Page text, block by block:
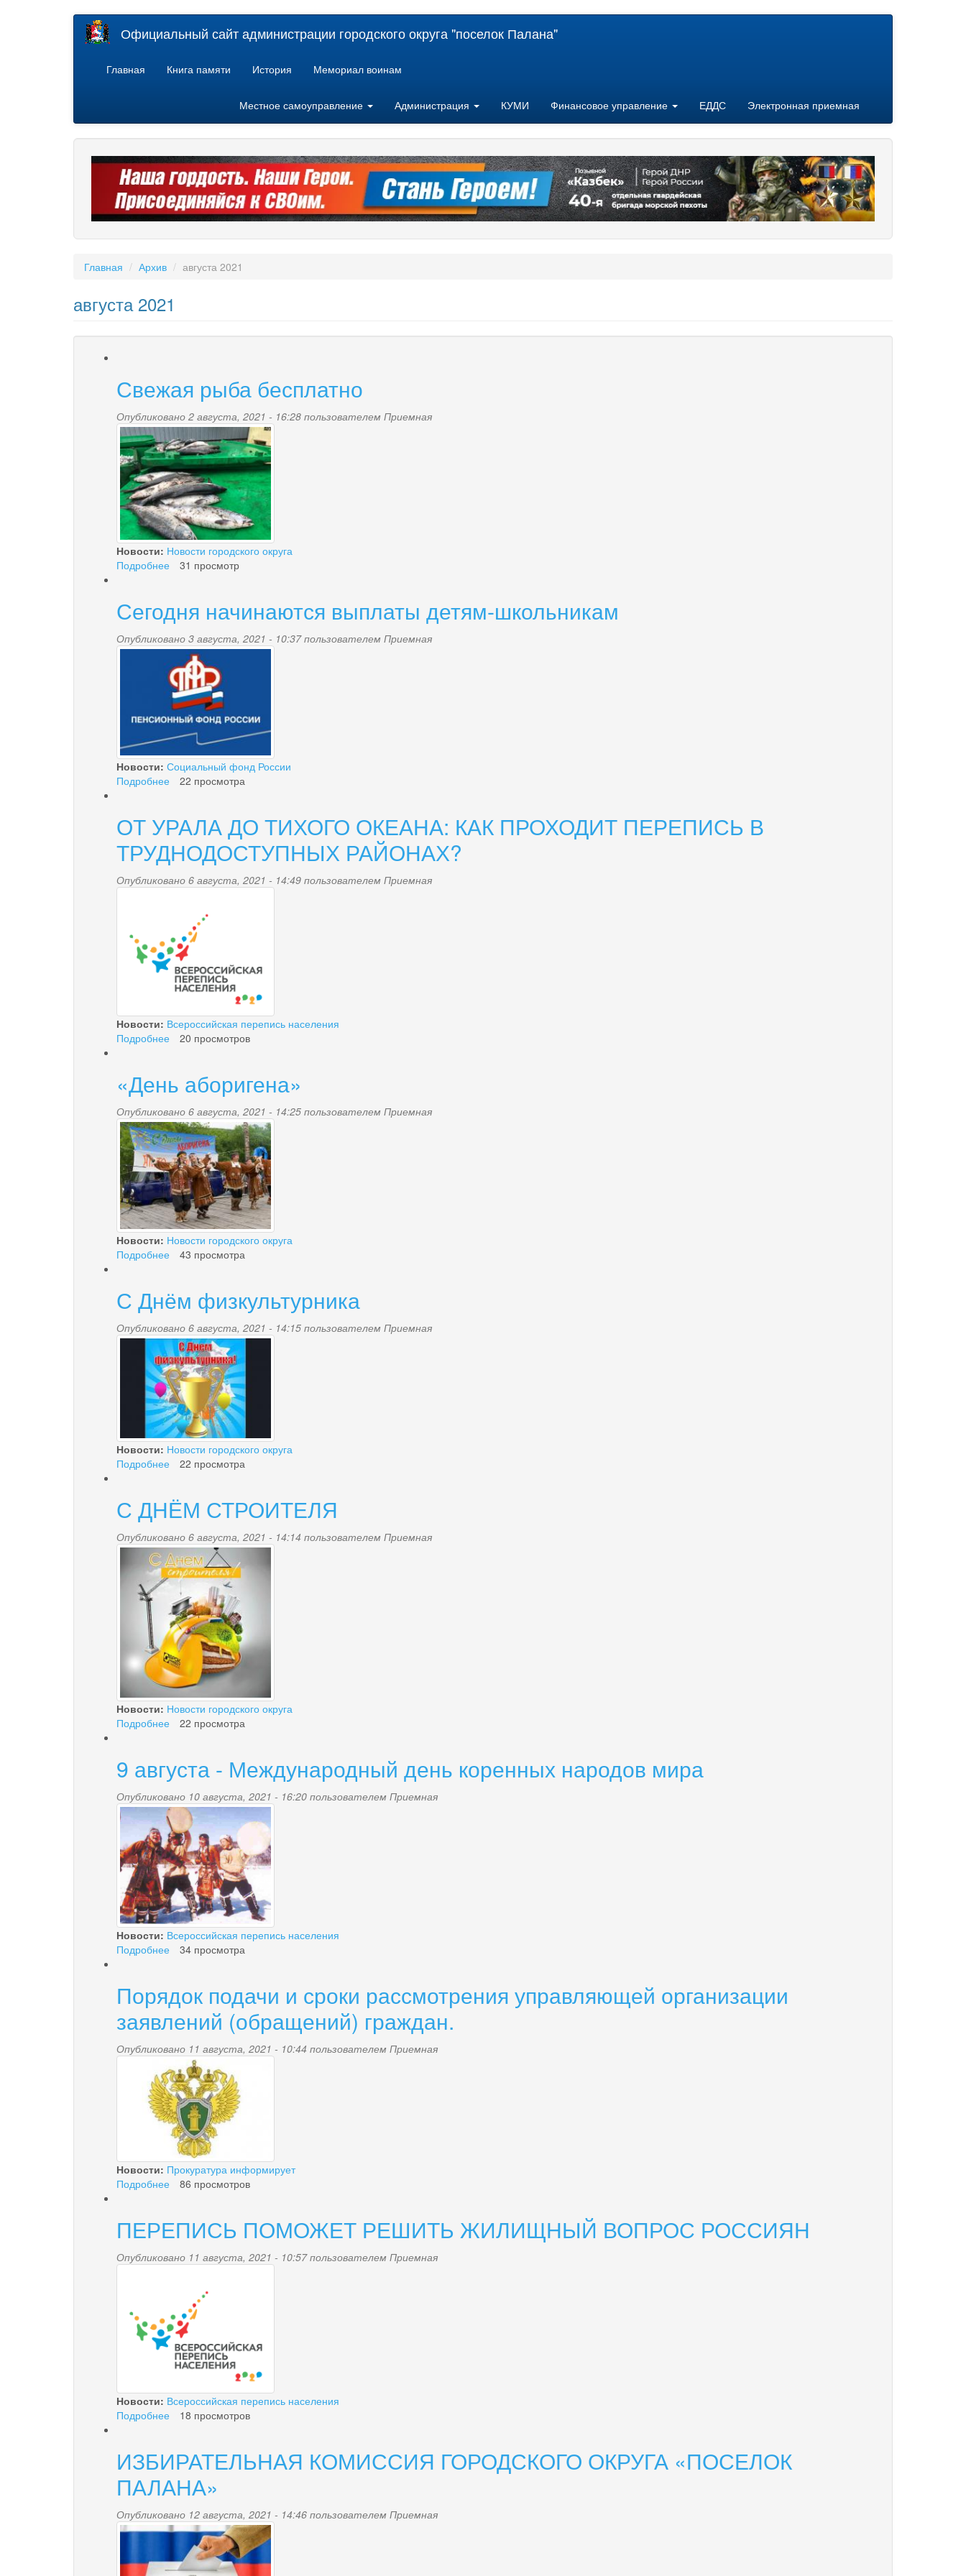
Официальный сайт администрации городского округа "поселок Палана"
Главная Книга памяти История Мемориал воинам
Местное самоуправление Администрация КУМИ Финансовое управление ЕДДС Электронная приемная
Главная Архив августа 2021
августа 2021
Свежая рыба бесплатно
Опубликовано 2 августа, 2021 - 16:28 пользователем Приемная
ryba6.jpg
Новости: Новости городского округа
Подробнее
бесплатно
31 просмотр
Сегодня начинаются выплаты детям-школьникам
Опубликовано 3 августа, 2021 - 10:37 пользователем Приемная
pensionnyy.jpg
Новости: Социальный фонд России
Подробнее
выплаты
детям-
школьникам
22 просмотра
ОТ УРАЛА ДО ТИХОГО ОКЕАНА: КАК ПРОХОДИТ ПЕРЕПИСЬ В
ТРУДНОДОСТУПНЫХ РАЙОНАХ?
Опубликовано 6 августа, 2021 - 14:49 пользователем Приемная
Новости: Всероссийская перепись населения
Подробнее
ДО
ТИХОГО
ОКЕАНА:
КАК
ПРОХОДИТ
ПЕРЕПИСЬ
В
ТРУДНОДОСТУПНЫХ
РАЙОНАХ?
20 просмотров
«День аборигена»
Опубликовано 6 августа, 2021 - 14:25 пользователем Приемная
23.jpg
Новости: Новости городского округа
Подробнее
43 просмотра
С Днём физкультурника
Опубликовано 6 августа, 2021 - 14:15 пользователем Приемная
22.jpg
Новости: Новости городского округа
Подробнее
физкультурника
22 просмотра
С ДНЁМ СТРОИТЕЛЯ
Опубликовано 6 августа, 2021 - 14:14 пользователем Приемная
21.jpg
Новости: Новости городского округа
Подробнее
СТРОИТЕЛЯ
22 просмотра
9 августа - Международный день коренных народов мира
Опубликовано 10 августа, 2021 - 16:20 пользователем Приемная
2.png
Новости: Всероссийская перепись населения
Подробнее
-
Международный
день
народов
мира
34 просмотра
Порядок подачи и сроки рассмотрения управляющей организации
заявлений (обращений) граждан.
Опубликовано 11 августа, 2021 - 10:44 пользователем Приемная
3.jpg
Новости: Прокуратура информирует
Подробнее
и
сроки
рассмотрения
заявлений
(обращений)
граждан.
86 просмотров
ПЕРЕПИСЬ ПОМОЖЕТ РЕШИТЬ ЖИЛИЩНЫЙ ВОПРОС РОССИЯН
Опубликовано 11 августа, 2021 - 10:57 пользователем Приемная
Новости: Всероссийская перепись населения
Подробнее
РЕШИТЬ
ЖИЛИЩНЫЙ
ВОПРОС
18 просмотров
ИЗБИРАТЕЛЬНАЯ КОМИССИЯ ГОРОДСКОГО ОКРУГА «ПОСЕЛОК
ПАЛАНА»
Опубликовано 12 августа, 2021 - 14:46 пользователем Приемная
timthumb.php_.jpg